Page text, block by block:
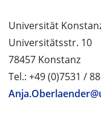
Universität
Universitätsstr. 10
78457 Konstanz
Tel.: +49 (0)7531 /